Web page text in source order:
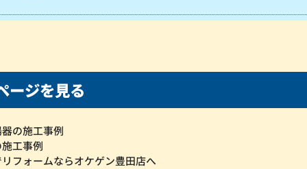
ージを見る
の施工事例
工事例
フォームならオケゲン豊田店へ